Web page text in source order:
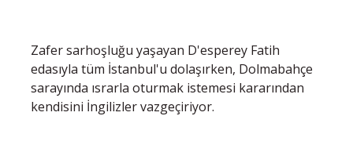
Zafer sarhoşluğu yaşayan D'esperey Fatih
edasıyla tüm İstanbul'u dolaşırken, Dolmabahçe
sarayında ısrarla oturmak istemesi kararından
kendisini İngilizler vazgeçiriyor.